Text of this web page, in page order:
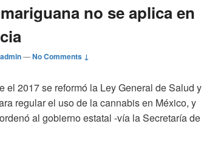
no se aplica en
admin—No Comments ↓
el 2017 se reformó la Ley General de Salud y
regular el uso de la cannabis en México, y
al gobierno estatal -vía la Secretaría de
de mariguana no se aplica en BC por ignorancia